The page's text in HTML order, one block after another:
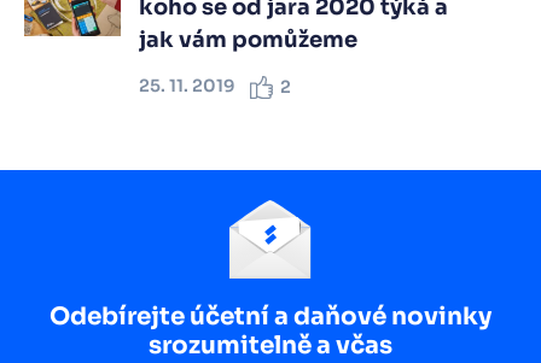
koho se od jara 2020 týká a
jak vám pomůžeme
25. 11. 2019 2
Odebírejte účetní a daňové novinky
srozumitelně a včas